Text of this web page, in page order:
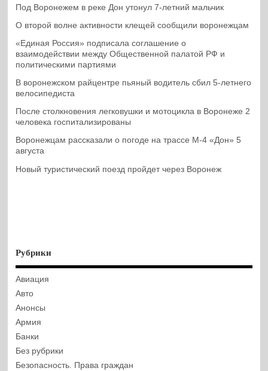
Под Воронежем в реке Дон утонул 7-летний мальчик
О второй волне активности клещей сообщили воронежцам
«Единая Россия» подписала соглашение о
взаимодействии между Общественной палатой РФ и
политическими партиями
В воронежском райцентре пьяный водитель сбил 5-летнего
велосипедиста
После столкновения легковушки и мотоцикла в Воронеже 2
человека госпитализированы
Воронежцам рассказали о погоде на трассе М-4 «Дон» 5
августа
Новый туристический поезд пройдет через Воронеж
Рубрики
Авиация
Авто
Анонсы
Армия
Банки
Без рубрики
Безопасность. Права граждан